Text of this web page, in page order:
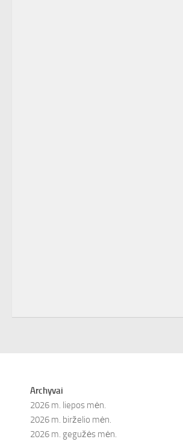
Archyvai
2026 m. liepos mėn.
2026 m. birželio mėn.
2026 m. gegužės mėn.